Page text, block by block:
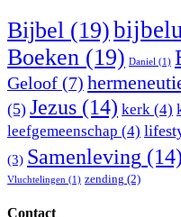
Bijbel (19)
Boeken (19) Daniel (1)
Geloof (7)
(5) Jezus (14) kerk (4)
leefgemeenschap (4)
(3) Samenleving (14)
Vluchtelingen (1) zending (2)
Contact